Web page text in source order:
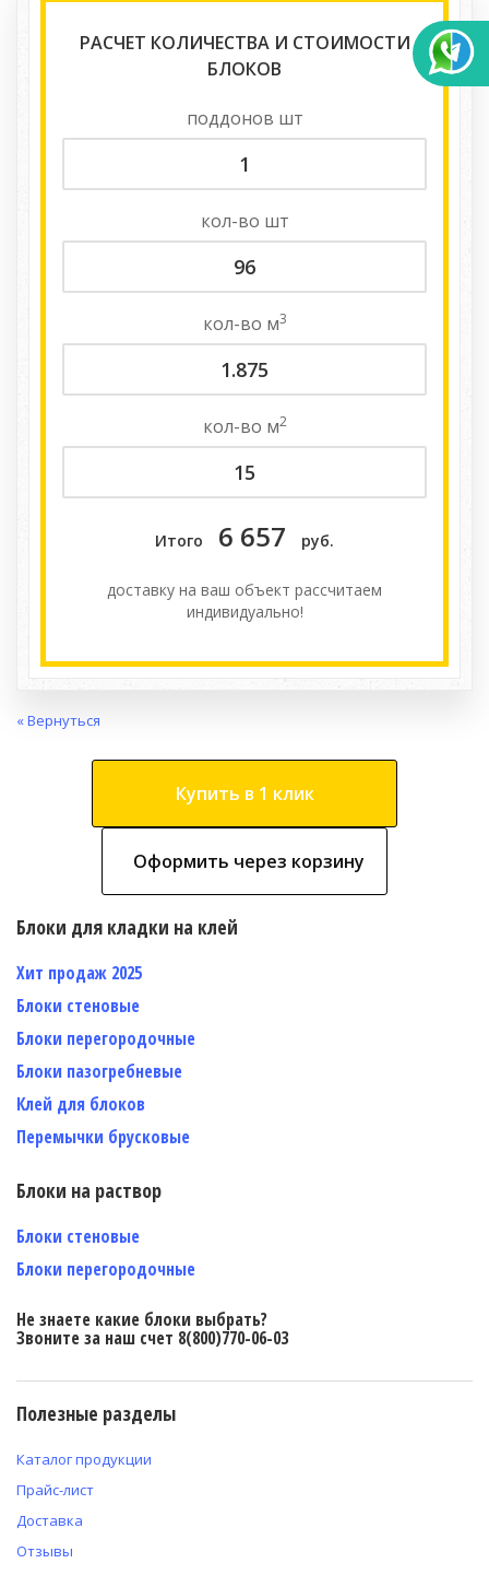
РАСЧЕТ КОЛИЧЕСТВА И СТОИМОСТИ
БЛОКОВ
поддонов шт
кол-во шт
кол-во м3
кол-во м2
Итого 6 657 руб.
доставку на ваш объект расcчитаем
индивидуально!
« Вернуться
Купить в 1 клик
Оформить через корзину
Блоки для кладки на клей
Хит продаж 2025
Блоки стеновые
Блоки перегородочные
Блоки пазогребневые
Клей для блоков
Перемычки брусковые
Блоки на раствор
Блоки стеновые
Блоки перегородочные
Не знаете какие блоки выбрать?
Звоните за наш счет 8(800)770-06-03
Полезные разделы
Каталог продукции
Прайс-лист
Доставка
Отзывы